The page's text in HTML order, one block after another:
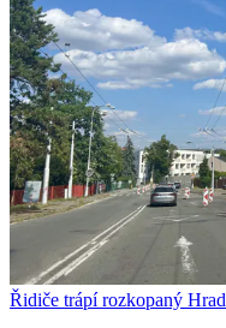
Řidiče trápí rozkopaný